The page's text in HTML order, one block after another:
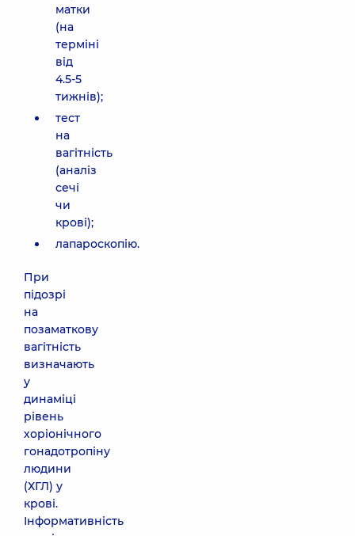
матки
(на
терміні
від
4.5-5
тижнів);
тест
на
вагітність
(аналіз
сечі
чи
крові);
лапароскопію.
При
підозрі
на
позаматкову
вагітність
визначають
у
динаміці
рівень
хоріонічного
гонадотропіну
людини
(ХГЛ) у
крові.
Інформативність